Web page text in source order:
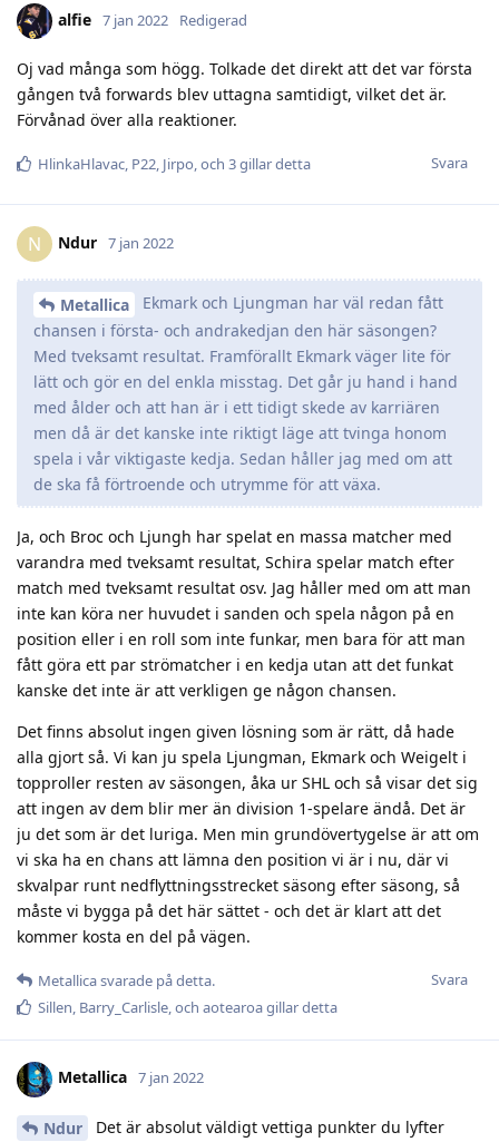
alfie 7 jan 2022 Redigerad
Oj vad många som högg. Tolkade det direkt att det var första
gången två forwards blev uttagna samtidigt, vilket det är.
Förvånad över alla reaktioner.
Svara
HlinkaHlavac, P22, Jirpo, och 3gillar detta
N Ndur 7 jan 2022
Metallica
Ekmark och Ljungman har väl redan fått
chansen i första- och andrakedjan den här säsongen?
Med tveksamt resultat. Framförallt Ekmark väger lite för
lätt och gör en del enkla misstag. Det går ju hand i hand
med ålder och att han är i ett tidigt skede av karriären
men då är det kanske inte riktigt läge att tvinga honom
spela i vår viktigaste kedja. Sedan håller jag med om att
de ska få förtroende och utrymme för att växa.
Ja, och Broc och Ljungh har spelat en massa matcher med
varandra med tveksamt resultat, Schira spelar match efter
match med tveksamt resultat osv. Jag håller med om att man
inte kan köra ner huvudet i sanden och spela någon på en
position eller i en roll som inte funkar, men bara för att man
fått göra ett par strömatcher i en kedja utan att det funkat
kanske det inte är att verkligen ge någon chansen.
Det finns absolut ingen given lösning som är rätt, då hade
alla gjort så. Vi kan ju spela Ljungman, Ekmark och Weigelt i
topproller resten av säsongen, åka ur SHL och så visar det sig
att ingen av dem blir mer än division 1-spelare ändå. Det är
ju det som är det luriga. Men min grundövertygelse är att om
vi ska ha en chans att lämna den position vi är i nu, där vi
skvalpar runt nedflyttningsstrecket säsong efter säsong, så
måste vi bygga på det här sättet - och det är klart att det
kommer kosta en del på vägen.
Svara
Metallicasvarade på detta.
Sillen, Barry_Carlisle, och aotearoagillar detta
Metallica 7 jan 2022
Ndur
Det är absolut väldigt vettiga punkter du lyfter